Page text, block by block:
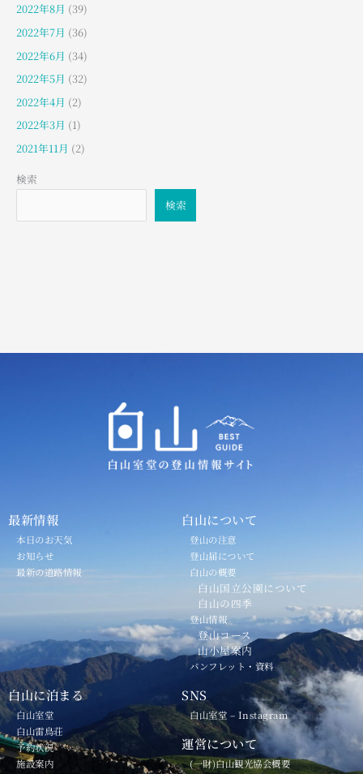
2022年8月 (39)
2022年7月 (36)
2022年6月 (34)
2022年5月 (32)
2022年4月 (2)
2022年3月 (1)
2021年11月 (2)
検索
検索
最新情報
本日のお天気
お知らせ
最新の道路情報
白山について
登山の注意
登山届について
白山の概要
白山国立公園について
白山の四季
登山情報
登山コース
山小屋案内
パンフレット・資料
白山に泊まる
白山室堂
白山雷鳥荘
予約状況
施設案内
SNS
白山室堂 – Instagram
運営について
(一財)白山観光協会概要